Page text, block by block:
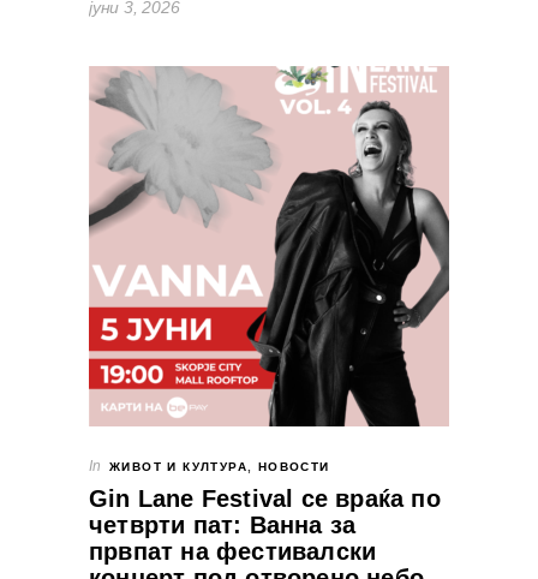
јуни 3, 2026
In ЖИВОТ И КУЛТУРА, НОВОСТИ
Gin Lane Festival се враќа по
четврти пат: Ванна за
првпат на фестивалски